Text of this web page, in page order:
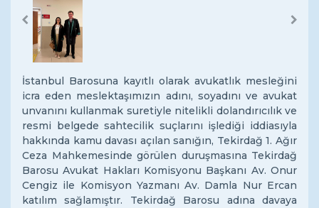
Previous Next
İstanbul Barosuna kayıtlı olarak avukatlık mesleğini
icra eden meslektaşımızın adını, soyadını ve avukat
unvanını kullanmak suretiyle nitelikli dolandırıcılık ve
resmi belgede sahtecilik suçlarını işlediği iddiasıyla
hakkında kamu davası açılan sanığın, Tekirdağ 1. Ağır
Ceza Mahkemesinde görülen duruşmasına Tekirdağ
Barosu Avukat Hakları Komisyonu Başkanı Av. Onur
Cengiz ile Komisyon Yazmanı Av. Damla Nur Ercan
katılım sağlamıştır. Tekirdağ Barosu adına davaya